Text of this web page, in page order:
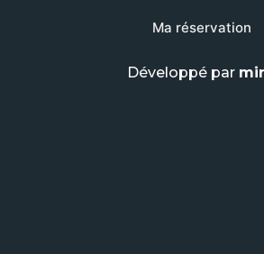
Ma réservation
Développé par